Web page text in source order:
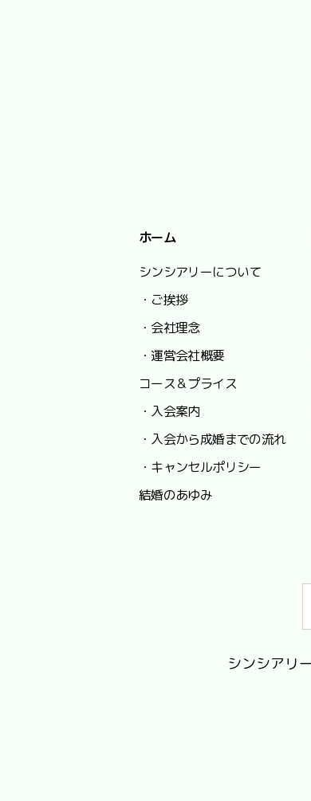
ホーム
シンシアリーについて
・ご挨拶
・会社理念
・運営会社概要
コース＆プライス
・入会案内
・入会から成婚までの流れ
・キャンセルポリシー
結婚のあゆみ
シンシアリ